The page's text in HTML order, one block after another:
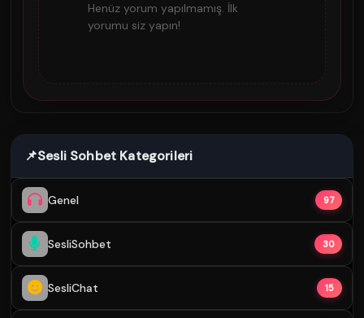
Henüz yorum yapılmamış. İlk
yorumu siz yapın!
📌Sesli Sohbet Kategorileri
Genel 97
SesliSohbet 30
SesliChat 15